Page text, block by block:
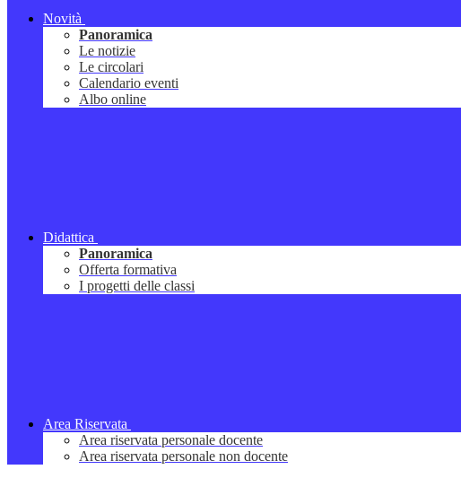
Novità
Panoramica
Le notizie
Le circolari
Calendario eventi
Albo online
Didattica
Panoramica
Offerta formativa
I progetti delle classi
Area Riservata
Area riservata personale docente
Area riservata personale non docente